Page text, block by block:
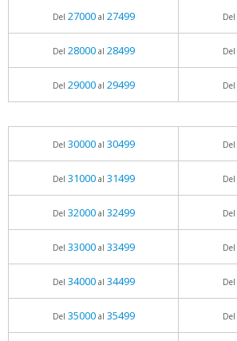
Del 27000al 27499 Del
Del 28000al 28499 Del
Del 29000al 29499 Del
Del 30000al 30499 Del
Del 31000al 31499 Del
Del 32000al 32499 Del
Del 33000al 33499 Del
Del 34000al 34499 Del
Del 35000al 35499 Del